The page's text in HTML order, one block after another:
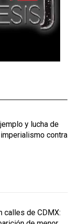
y lucha de
contra
calles de CDMX: